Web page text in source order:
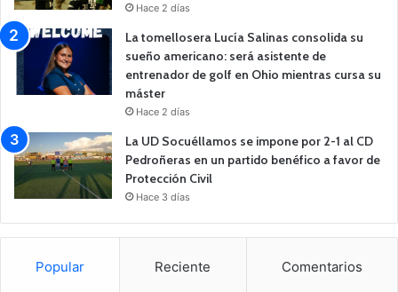
Hace 2 días
La tomellosera Lucía Salinas consolida su
sueño americano: será asistente de
entrenador de golf en Ohio mientras cursa su
máster
Hace 2 días
La UD Socuéllamos se impone por 2-1 al CD
Pedroñeras en un partido benéfico a favor de
Protección Civil
Hace 3 días
Popular Reciente Comentarios